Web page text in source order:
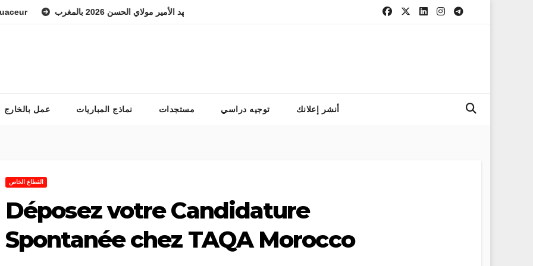
التسجيل في مباراة المعهد الوطني للفرس ولي العهد الأمير مولاي الحسن 2026 بالمغرب
عمل بالخارج نماذج المباريات مستجدات توجيه دراسي أنشر إعلانك
القطاع الخاص
Déposez votre Candidature
Spontanée chez TAQA Morocco